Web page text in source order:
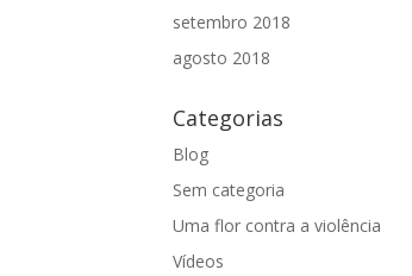
setembro 2018
agosto 2018
Categorias
Blog
Sem categoria
Uma flor contra a violência
Vídeos